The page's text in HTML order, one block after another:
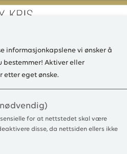
0
Tencel, One
informasjonkapslene vi ønsker å
bestemmer! Aktiver eller
etter eget ønske.
for at nettstedet skal være
disse, da nettsiden ellers ikke